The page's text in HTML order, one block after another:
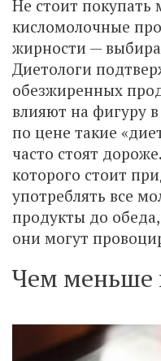
Не стоит покупать
кисломолочные
жирности —
Диетологи
обезжиренных
влияют на фигуру
по цене такие
часто стоят
которого стоит
употреблять все
продукты до
они могут
Чем меньше